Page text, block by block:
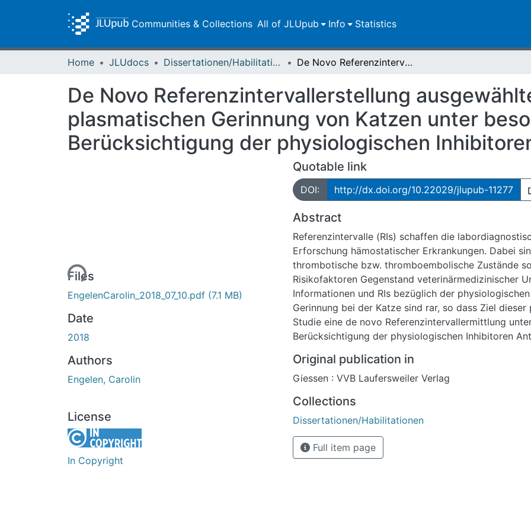
Communities & Collections All of JLUpub Info Statistics
Home JLUdocs Dissertationen/Habilitationen De Novo Referenzintervallerstellung ausgewählter Parameter der plasmatischen Gerinnung von Katzen unter besonderer Berücksichtigung der physiologischen Inhibitoren
De Novo Referenzintervallerstellung
plasmatischen Gerinnung von Katzen unter
Berücksichtigung der physiologischen
Loading...
Files
EngelenCarolin_2018_07_10.pdf (7.1 MB)
Date
2018
Authors
Engelen, Carolin
License
In Copyright
Quotable link
DOI: http://dx.doi.org/10.22029/jlupub-11277
Abstract
Referenzintervalle (RIs) schaffen die
Erforschung hämostatischer Erkrankungen. Dabei
thrombotische bzw. thromboembolische Zustände
Risikofaktoren Gegenstand veterinärmedizinischer
Informationen und RIs bezüglich der
Gerinnung bei der Katze sind rar, so dass Ziel
Studie eine de novo Referenzintervallermittlung
Berücksichtigung der physiologischen Inhibitoren
hinsichtlich der analytischen Variation
Stabilität) und des Einflusses des Geschlechts als
Original publication in
Giessen : VVB Laufersweiler Verlag
Collections
Dissertationen/Habilitationen
Full item page